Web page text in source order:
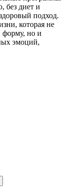
без диет и
подход.
которая не
форму, но и
эмоций,